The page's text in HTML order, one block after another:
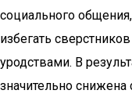
социального
избегать
уродствами. В
значительно снижена